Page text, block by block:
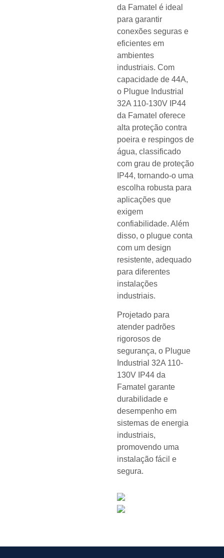
da Famatel é ideal
para garantir
conexões seguras e
eficientes em
ambientes
industriais. Com
capacidade de 44A,
o Plugue Industrial
32A 110-130V IP44
da Famatel oferece
alta proteção contra
poeira e respingos de
água, classificado
com grau de proteção
IP44, tornando-o uma
escolha robusta para
aplicações que
exigem
confiabilidade. Além
disso, o plugue conta
com um design
resistente, adequado
para diferentes
instalações
industriais.
Projetado para
atender padrões
rigorosos de
segurança, o Plugue
Industrial 32A 110-
130V IP44 da
Famatel garante
durabilidade e
desempenho em
sistemas de energia
industriais,
promovendo uma
instalação fácil e
segura.